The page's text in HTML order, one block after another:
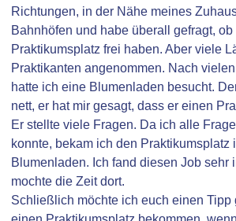
Richtungen, in der Nähe meines
Bahnhöfen und habe überall gefragt,
Praktikumsplatz frei haben. Aber viele
Praktikanten angenommen. Nach
hatte ich eine Blumenladen besucht.
nett, er hat mir gesagt, dass er einen
Er stellte viele Fragen. Da ich alle
konnte, bekam ich den Praktikumsplatz
Blumenladen. Ich fand diesen Job sehr
mochte die Zeit dort.
Schließlich möchte ich euch einen Tipp